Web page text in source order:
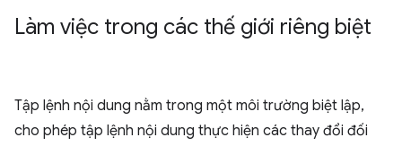
Làm việc trong các thế giới riêng biệt
Tập lệnh nội dung nằm trong một môi trường biệt lập,
cho phép tập lệnh nội dung thực hiện các thay đổi đối